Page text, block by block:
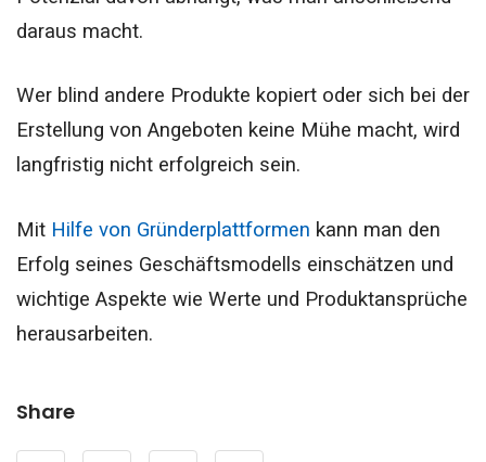
daraus macht.
Wer blind andere Produkte kopiert oder sich bei der
Erstellung von Angeboten keine Mühe macht, wird
langfristig nicht erfolgreich sein.
Mit Hilfe von Gründerplattformen kann man den
Erfolg seines Geschäftsmodells einschätzen und
wichtige Aspekte wie Werte und Produktansprüche
herausarbeiten.
Share